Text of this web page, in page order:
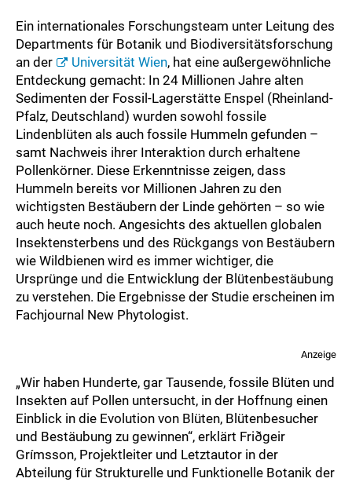
Ein internationales Forschungsteam unter Leitung des
Departments für Botanik und Biodiversitätsforschung
an der
Universität Wien, hat eine außergewöhnliche
Entdeckung gemacht: In 24 Millionen Jahre alten
Sedimenten der Fossil-Lagerstätte Enspel (Rheinland-
Pfalz, Deutschland) wurden sowohl fossile
Lindenblüten als auch fossile Hummeln gefunden –
samt Nachweis ihrer Interaktion durch erhaltene
Pollenkörner. Diese Erkenntnisse zeigen, dass
Hummeln bereits vor Millionen Jahren zu den
wichtigsten Bestäubern der Linde gehörten – so wie
auch heute noch. Angesichts des aktuellen globalen
Insektensterbens und des Rückgangs von Bestäubern
wie Wildbienen wird es immer wichtiger, die
Ursprünge und die Entwicklung der Blütenbestäubung
zu verstehen. Die Ergebnisse der Studie erscheinen im
Fachjournal New Phytologist.
Anzeige
„Wir haben Hunderte, gar Tausende, fossile Blüten und
Insekten auf Pollen untersucht, in der Hoffnung einen
Einblick in die Evolution von Blüten, Blütenbesucher
und Bestäubung zu gewinnen“, erklärt Friðgeir
Grímsson, Projektleiter und Letztautor in der
Abteilung für Strukturelle und Funktionelle Botanik der